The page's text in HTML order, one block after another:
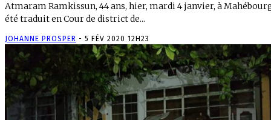
Atmaram Ramkissun, 44 ans, hier, mardi 4 janvier, à
été traduit en Cour de district de...
JOHANNE PROSPER - 5 FÉV 2020 12H23